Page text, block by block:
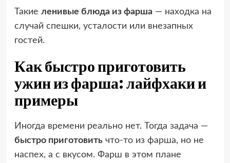
Такие ленивые блюда из фарша— находка на
случай спешки, усталости или внезапных
гостей.
Как быстро приготовить
ужин из фарша: лайфхаки и
примеры
Иногда времени реально нет. Тогда задача —
быстро приготовитьчто-то из фарша, но не
наспех, а с вкусом. Фарш в этом плане